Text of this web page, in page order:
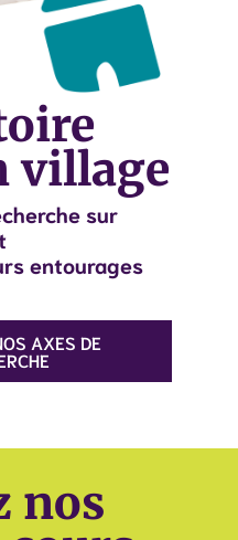
village
sur
entourages
AXES DE
nos